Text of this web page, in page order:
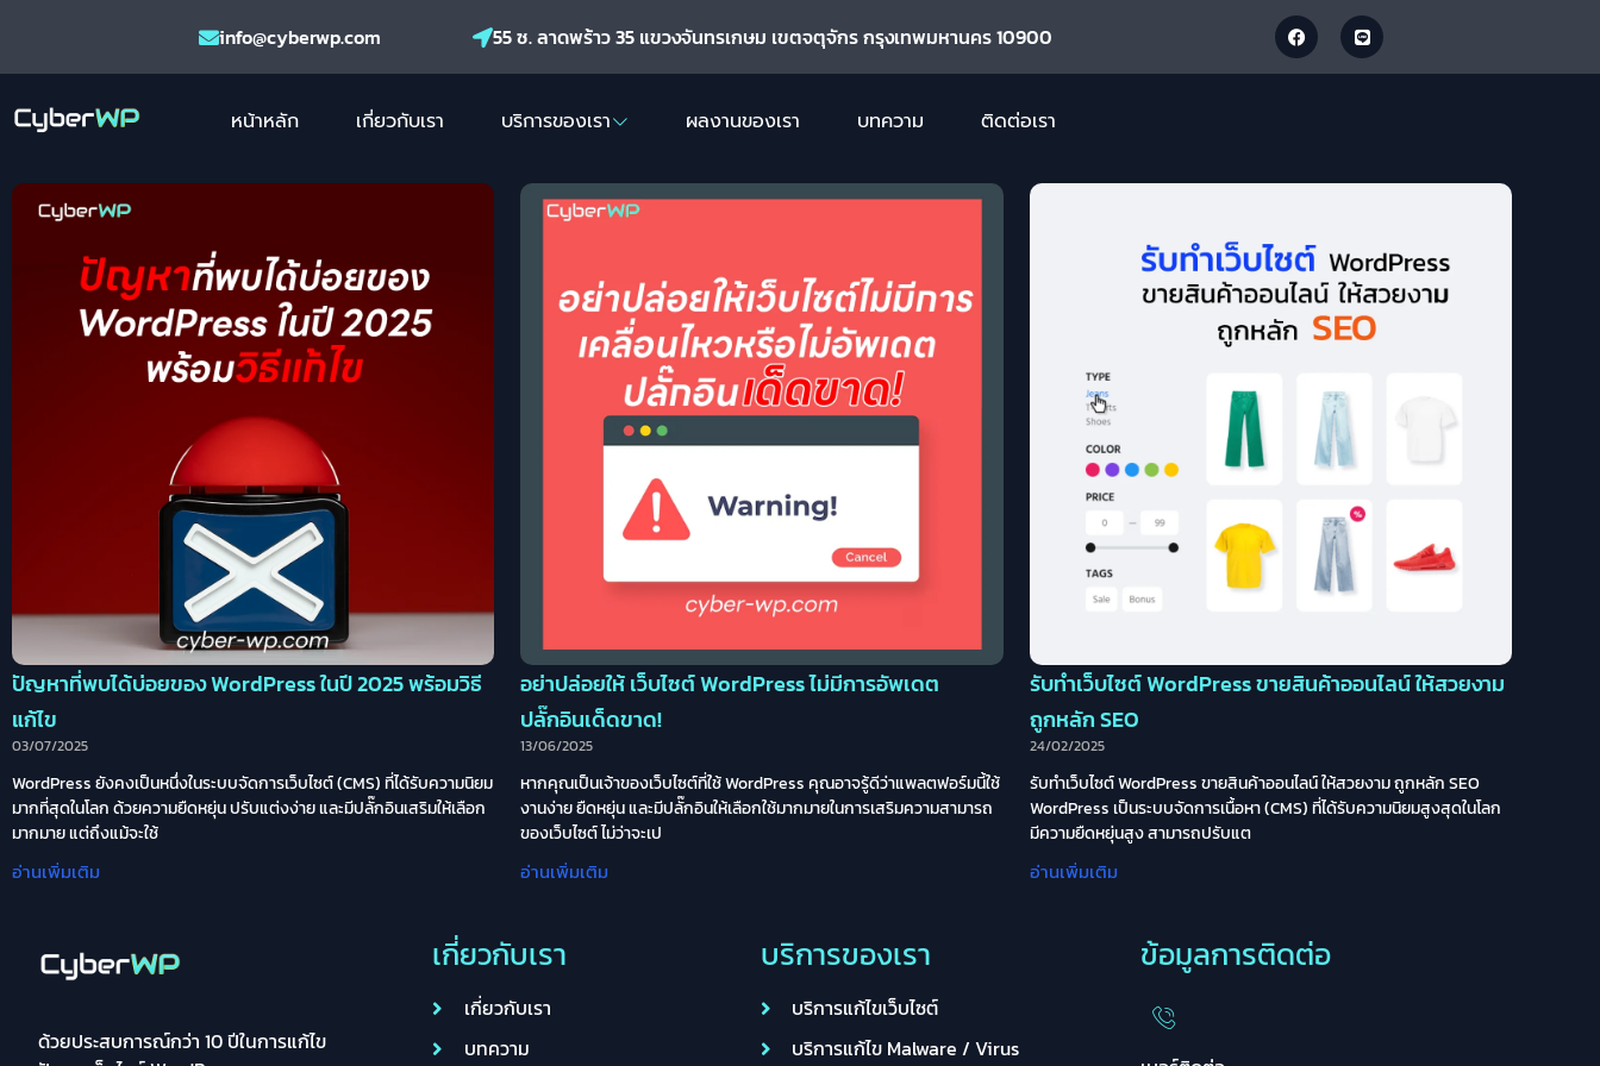
info@cyberwp.com 55 ซ. ลาดพร้าว 35 แขวงจันทรเกษม เขตจตุจักร กรุงเทพมหานคร 10900
หน้าหลัก เกี่ยวกับเรา บริการของเรา ผลงานของเรา บทความ ติดต่อเรา
ปัญหาที่พบได้บ่อยของ WordPress ในปี 2025 พร้อมวิธี
แก้ไข
03/07/2025
WordPress ยังคงเป็นหนึ่งในระบบจัดการเว็บไซต์ (CMS) ที่ได้รับความนิยม
มากที่สุดในโลก ด้วยความยืดหยุ่น ปรับแต่งง่าย และมีปลั๊กอินเสริมให้เลือก
มากมาย แต่ถึงแม้จะใช้
อ่านเพิ่มเติม
อย่าปล่อยให้ เว็บไซต์ WordPress ไม่มีการอัพเดต
ปลั๊กอินเด็ดขาด!
13/06/2025
หากคุณเป็นเจ้าของเว็บไซต์ที่ใช้ WordPress คุณอาจรู้ดีว่าแพลตฟอร์มนี้ใช้
งานง่าย ยืดหยุ่น และมีปลั๊กอินให้เลือกใช้มากมายในการเสริมความสามารถ
ของเว็บไซต์ ไม่ว่าจะเป
อ่านเพิ่มเติม
รับทำเว็บไซต์ WordPress ขายสินค้าออนไลน์ ให้สวยงาม
ถูกหลัก SEO
24/02/2025
รับทำเว็บไซต์ WordPress ขายสินค้าออนไลน์ ให้สวยงาม ถูกหลัก SEO
WordPress เป็นระบบจัดการเนื้อหา (CMS) ที่ได้รับความนิยมสูงสุดในโลก
มีความยืดหยุ่นสูง สามารถปรับแต
อ่านเพิ่มเติม
ด้วยประสบการณ์กว่า 10 ปีในการแก้ไข
เกี่ยวกับเรา
เกี่ยวกับเรา
บทความ
บริการของเรา
บริการแก้ไขเว็บไซต์
บริการแก้ไข Malware / Virus
ข้อมูลการติดต่อ